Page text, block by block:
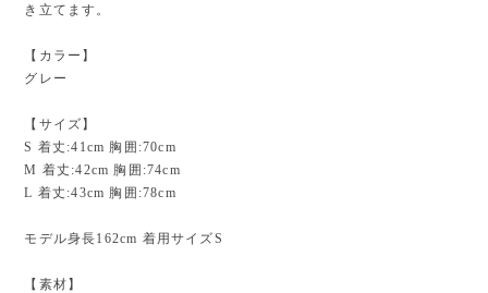
き立てます。
【カラー】
グレー
【サイズ】
S 着丈:41cm 胸囲:70cm
M 着丈:42cm 胸囲:74cm
L 着丈:43cm 胸囲:78cm
モデル身長162cm 着用サイズS
【素材】